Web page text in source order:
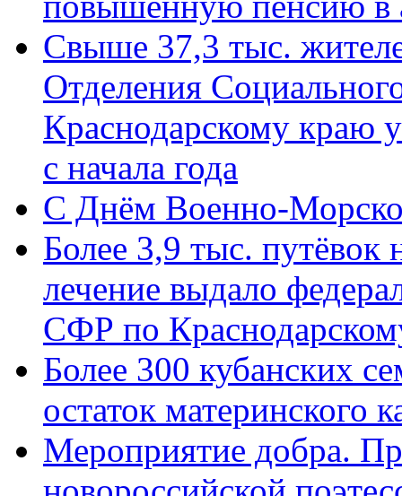
Свыше 37,3 тыс.
Отделения
Краснодарскому краю
с начала года
C Днём Военно-
Более 3,9 тыс. путёвок
лечение выдало
СФР по
Более 300 кубанских
остаток материнского
Мероприятие добра.